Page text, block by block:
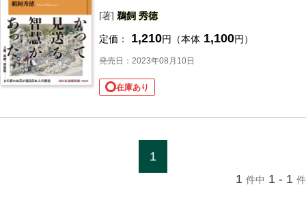
[著] 鵜飼 秀徳
定価： 1,210円（本体 1,100円）
発売日：2023年08月10日
在庫あり
1
1 件中 1 - 1 件